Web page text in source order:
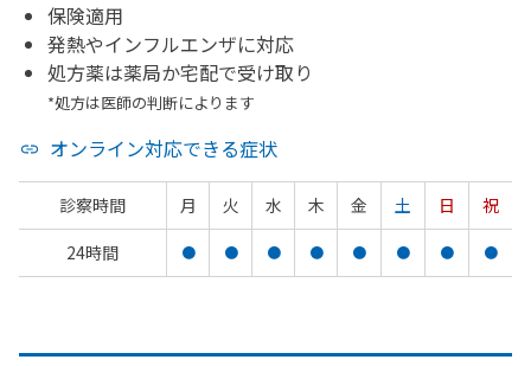
保険適用
発熱やインフルエンザに対応
処方薬は薬局か宅配で受け取り
*処方は医師の判断によります
オンライン対応できる症状
診察時間 月 火 水 木 金 土 日
祝
24時間
● ● ● ● ● ● ● ●